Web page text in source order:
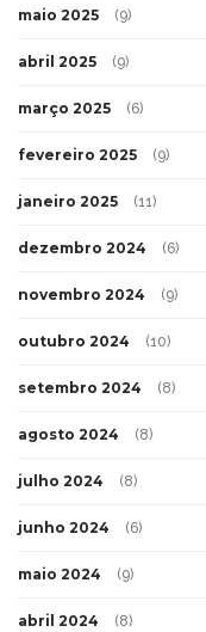
maio 2025 (9)
abril 2025 (9)
março 2025 (6)
fevereiro 2025 (9)
janeiro 2025 (11)
dezembro 2024 (6)
novembro 2024 (9)
outubro 2024 (10)
setembro 2024 (8)
agosto 2024 (8)
julho 2024 (8)
junho 2024 (6)
maio 2024 (9)
abril 2024 (8)